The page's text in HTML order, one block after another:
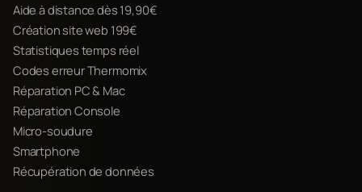
Aide à distance dès 19,90€
Création site web 199€
Statistiques temps réel
Codes erreur Thermomix
Réparation PC & Mac
Réparation Console
Micro-soudure
Smartphone
Récupération de données